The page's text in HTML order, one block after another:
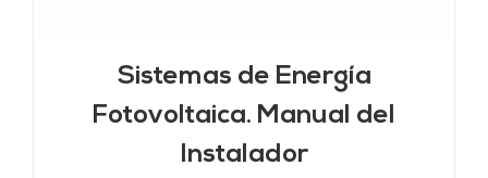
Sistemas de Energía
Fotovoltaica. Manual del
Instalador